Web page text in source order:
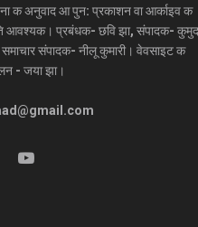
क अनुवाद आ पुन: प्रकाशन वा आर्काइव क
आवश्यक। प्रबंधक- छवि झा, संपादक- कुमुद
संपादक- नीलू कुमारी। वेवसाइट क
- जया झा।